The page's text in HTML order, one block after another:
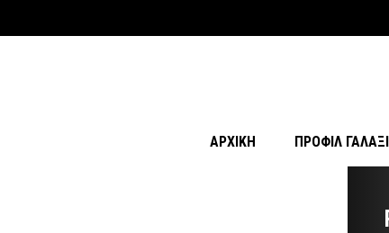
ΑΡΧΙΚΉ ΠΡΟΦΊΛ